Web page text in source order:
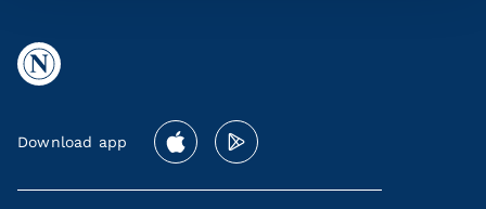
Download app